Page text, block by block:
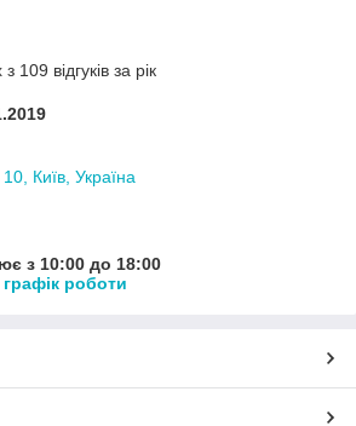
109 відгуків за рік
Київ, Україна
з 10:00 до 18:00
роботи